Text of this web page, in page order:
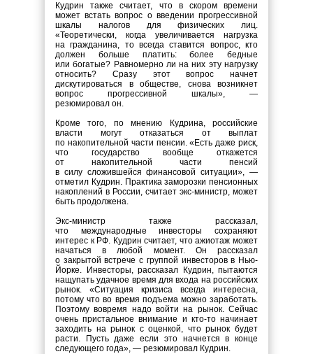
Кудрин также считает, что в скором времени
может встать вопрос о введении прогрессивной
шкалы налогов для физических лиц.
«Теоретически, когда увеличивается нагрузка
на гражданина, то всегда ставится вопрос, кто
должен больше платить: более бедные
или богатые? Равномерно ли на них эту нагрузку
относить? Сразу этот вопрос начнет
дискутироваться в обществе, снова возникнет
вопрос прогрессивной шкалы», —
резюмировал он.
Кроме того, по мнению Кудрина, российские
власти могут отказаться от выплат
по накопительной части пенсии. «Есть даже риск,
что государство вообще откажется
от накопительной части пенсий
в силу сложившейся финансовой ситуации», —
отметил Кудрин. Практика заморозки пенсионных
накоплений в России, считает экс-министр, может
быть продолжена.
Экс-министр также рассказал,
что международные инвесторы сохраняют
интерес к РФ. Кудрин считает, что ажиотаж может
начаться в любой момент. Он рассказал
о закрытой встрече с группой инвесторов в Нью-
Йорке. Инвесторы, рассказал Кудрин, пытаются
нащупать удачное время для входа на российских
рынок. «Ситуация кризиса всегда интересна,
потому что во время подъема можно заработать.
Поэтому вовремя надо войти на рынок. Сейчас
очень пристальное внимание и кто-то начинает
заходить на рынок с оценкой, что рынок будет
расти. Пусть даже если это начнется в конце
следующего года», — резюмировал Кудрин.